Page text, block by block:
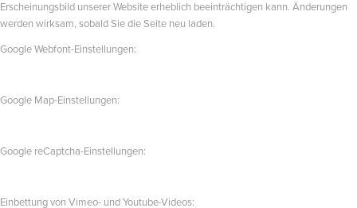
Erscheinungsbild unserer Website erheblich beeinträchtigen kann. Änderungen
werden wirksam, sobald Sie die Seite neu laden.
Google Webfont-Einstellungen:
Google Map-Einstellungen:
Google reCaptcha-Einstellungen:
Einbettung von Vimeo- und Youtube-Videos: